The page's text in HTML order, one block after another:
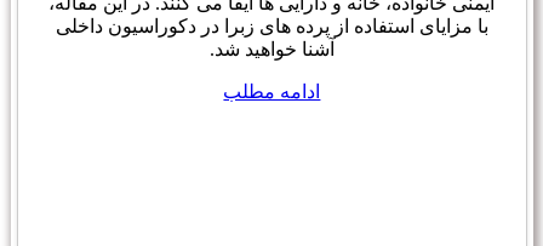
با مزایای استفاده از پرده های زبرا در دکوراسیون داخلی
آشنا خواهید شد.
ادامه مطلب